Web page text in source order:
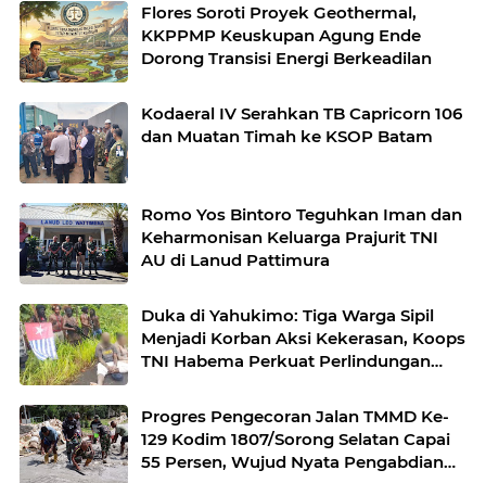
Flores Soroti Proyek Geothermal,
KKPPMP Keuskupan Agung Ende
Dorong Transisi Energi Berkeadilan
Kodaeral IV Serahkan TB Capricorn 106
dan Muatan Timah ke KSOP Batam
Romo Yos Bintoro Teguhkan Iman dan
Keharmonisan Keluarga Prajurit TNI
AU di Lanud Pattimura
Duka di Yahukimo: Tiga Warga Sipil
Menjadi Korban Aksi Kekerasan, Koops
TNI Habema Perkuat Perlindungan
Progres Pengecoran Jalan TMMD Ke-
129 Kodim 1807/Sorong Selatan Capai
55 Persen, Wujud Nyata Pengabdian